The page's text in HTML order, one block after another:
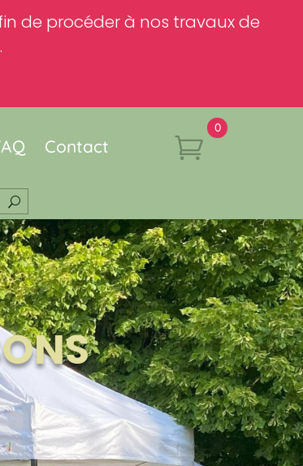
de procéder à nos travaux de
Contact
0